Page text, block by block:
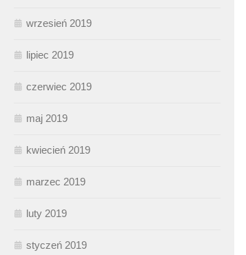
wrzesień 2019
lipiec 2019
czerwiec 2019
maj 2019
kwiecień 2019
marzec 2019
luty 2019
styczeń 2019